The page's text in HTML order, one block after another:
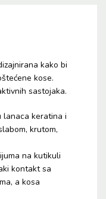
kako bi
kose.
sastojaka.
lanaca keratina i
krutom,
na kutikuli
kontakt sa
a kosa